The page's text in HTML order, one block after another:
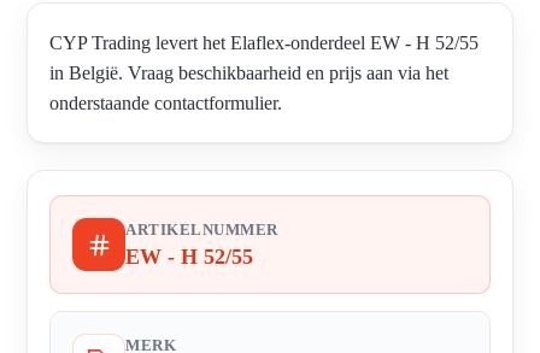
CYP Trading levert het Elaflex-onderdeel EW - H 52/55
in België. Vraag beschikbaarheid en prijs aan via het
onderstaande contactformulier.
ARTIKELNUMMER
EW - H 52/55
MERK